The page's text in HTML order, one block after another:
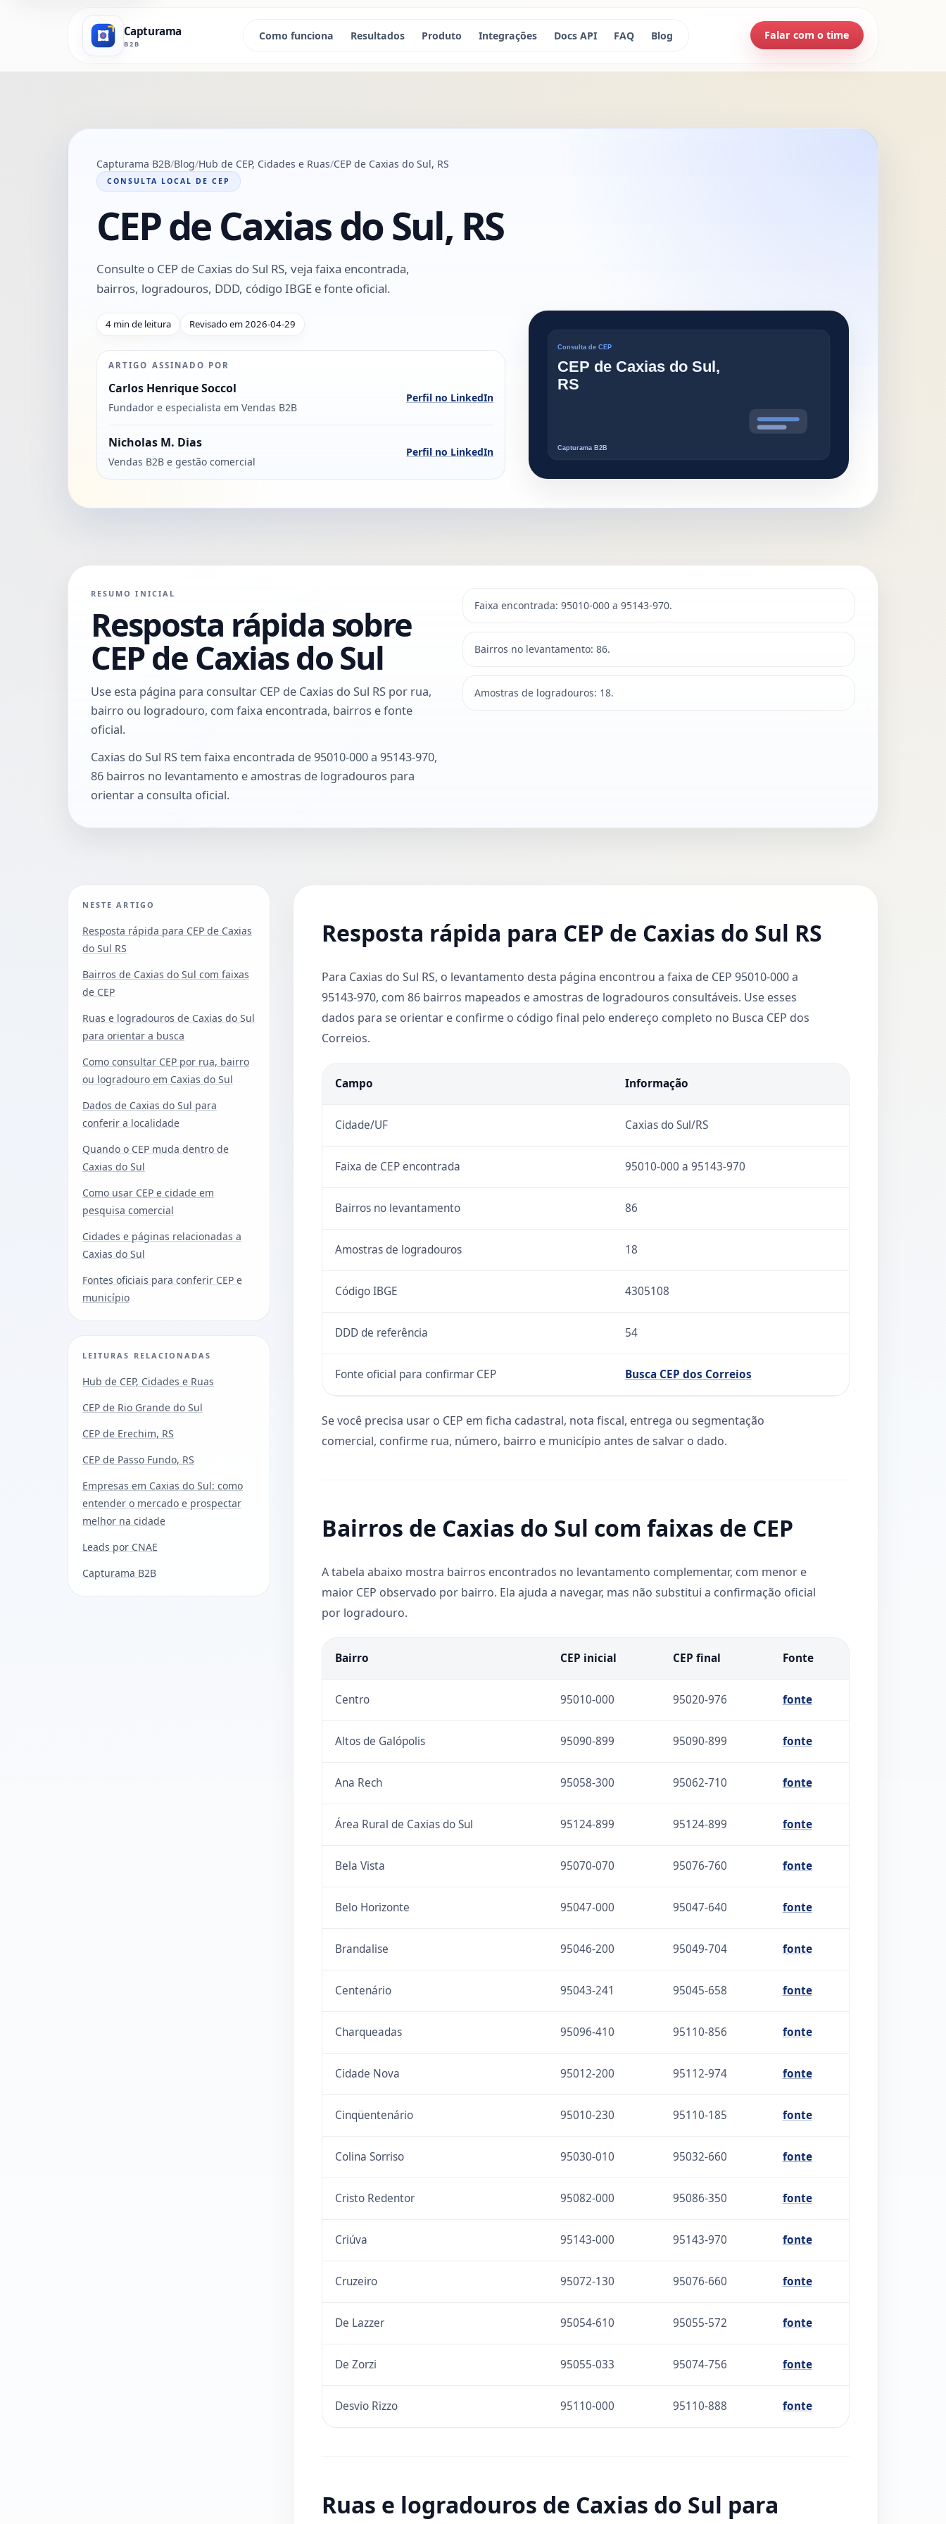
Capturama
B2B
Como funciona Resultados Produto Integrações Docs API FAQ Blog Falar com o time
Capturama B2B Blog Hub de CEP, Cidades e Ruas CEP de Caxias do Sul, RS
CONSULTA LOCAL DE CEP
CEP de Caxias do Sul, RS
Consulte o CEP de Caxias do Sul RS, veja faixa encontrada,
bairros, logradouros, DDD, código IBGE e fonte oficial.
4 min de leitura Revisado em 2026-04-29
ARTIGO ASSINADO POR
Carlos Henrique Soccol
Fundador e especialista em Vendas B2B
Perfil no LinkedIn
Nicholas M. Dias
Vendas B2B e gestão comercial
Perfil no LinkedIn
RESUMO INICIAL
Resposta rápida sobre
CEP de Caxias do Sul
Use esta página para consultar CEP de Caxias do Sul RS por rua,
bairro ou logradouro, com faixa encontrada, bairros e fonte
oficial.
Caxias do Sul RS tem faixa encontrada de 95010-000 a 95143-970,
86 bairros no levantamento e amostras de logradouros para
orientar a consulta oficial.
Faixa encontrada: 95010-000 a 95143-970.
Bairros no levantamento: 86.
Amostras de logradouros: 18.
NESTE ARTIGO
Resposta rápida para CEP de Caxias
do Sul RS
Bairros de Caxias do Sul com faixas
de CEP
Ruas e logradouros de Caxias do Sul
para orientar a busca
Como consultar CEP por rua, bairro
ou logradouro em Caxias do Sul
Dados de Caxias do Sul para
conferir a localidade
Quando o CEP muda dentro de
Caxias do Sul
Como usar CEP e cidade em
pesquisa comercial
Cidades e páginas relacionadas a
Caxias do Sul
Fontes oficiais para conferir CEP e
município
LEITURAS RELACIONADAS
Hub de CEP, Cidades e Ruas
CEP de Rio Grande do Sul
CEP de Erechim, RS
CEP de Passo Fundo, RS
Empresas em Caxias do Sul: como
entender o mercado e prospectar
melhor na cidade
Leads por CNAE
Capturama B2B
Resposta rápida para CEP de Caxias do Sul RS
Para Caxias do Sul RS, o levantamento desta página encontrou a faixa de CEP 95010-000 a
95143-970, com 86 bairros mapeados e amostras de logradouros consultáveis. Use esses
dados para se orientar e confirme o código final pelo endereço completo no Busca CEP dos
Correios.
Campo Informação
Cidade/UF Caxias do Sul/RS
Faixa de CEP encontrada 95010-000 a 95143-970
Bairros no levantamento 86
Amostras de logradouros 18
Código IBGE 4305108
DDD de referência 54
Fonte oficial para confirmar CEP Busca CEP dos Correios
Se você precisa usar o CEP em ficha cadastral, nota fiscal, entrega ou segmentação
comercial, confirme rua, número, bairro e município antes de salvar o dado.
Bairros de Caxias do Sul com faixas de CEP
A tabela abaixo mostra bairros encontrados no levantamento complementar, com menor e
maior CEP observado por bairro. Ela ajuda a navegar, mas não substitui a confirmação oficial
por logradouro.
Bairro CEP inicial CEP final Fonte
Centro 95010-000 95020-976 fonte
Altos de Galópolis 95090-899 95090-899 fonte
Ana Rech 95058-300 95062-710 fonte
Área Rural de Caxias do Sul 95124-899 95124-899 fonte
Bela Vista 95070-070 95076-760 fonte
Belo Horizonte 95047-000 95047-640 fonte
Brandalise 95046-200 95049-704 fonte
Centenário 95043-241 95045-658 fonte
Charqueadas 95096-410 95110-856 fonte
Cidade Nova 95012-200 95112-974 fonte
Cinqüentenário 95010-230 95110-185 fonte
Colina Sorriso 95030-010 95032-660 fonte
Cristo Redentor 95082-000 95086-350 fonte
Criúva 95143-000 95143-970 fonte
Cruzeiro 95072-130 95076-660 fonte
De Lazzer 95054-610 95055-572 fonte
De Zorzi 95055-033 95074-756 fonte
Desvio Rizzo 95110-000 95110-888 fonte
Ruas e logradouros de Caxias do Sul para